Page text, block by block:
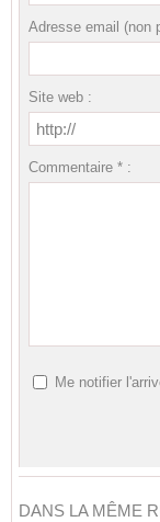
Adresse email (non
Site web :
Commentaire * :
Me notifier
DANS LA MÊME